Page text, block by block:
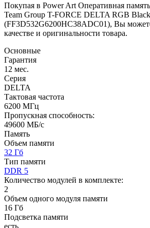
Покупая в Power Art Оперативная
Team Group T-FORCE DELTA RGB Black
(FF3D532G6200HC38ADC01), Вы
качестве и оригинальности товара.
Основные
Гарантия
12 мес.
Серия
DELTA
Тактовая частота
6200 МГц
Пропускная способность:
49600 МБ/с
Память
Объем памяти
32 Гб
Тип памяти
DDR 5
Количество модулей в комплекте:
2
Объем одного модуля памяти
16 Гб
Подсветка памяти
есть